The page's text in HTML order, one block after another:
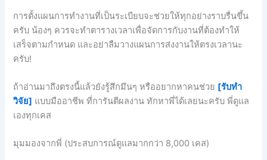
การตั้งแผนการทำงานที่เป็นระเบียบจะช่วยให้ทุกอย่างราบรื่นขึ้น
ครับ น้องๆ ควรจะทำตารางเวลาเพื่อจัดการกับงานที่ต้องทำให้
เสร็จตามกำหนด และอย่าลืมวางแผนการส่งงานให้ตรงเวลานะ
ครับ!
ถ้าอ่านมาถึงตรงนี้แล้วยังรู้สึกมึนๆ หรืออยากหาคนช่วย [รับทำ
วิจัย] แบบมืออาชีพ ที่การันตีผลงาน ทักหาพี่ได้เลยนะครับ พี่ดูแล
เองทุกเคส
มุมมองจากพี่ (ประสบการณ์ดูแลมากกว่า 8,000 เคส)